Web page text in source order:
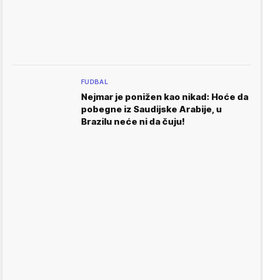
FUDBAL
Nejmar je ponižen kao nikad: Hoće da
pobegne iz Saudijske Arabije, u
Brazilu neće ni da čuju!